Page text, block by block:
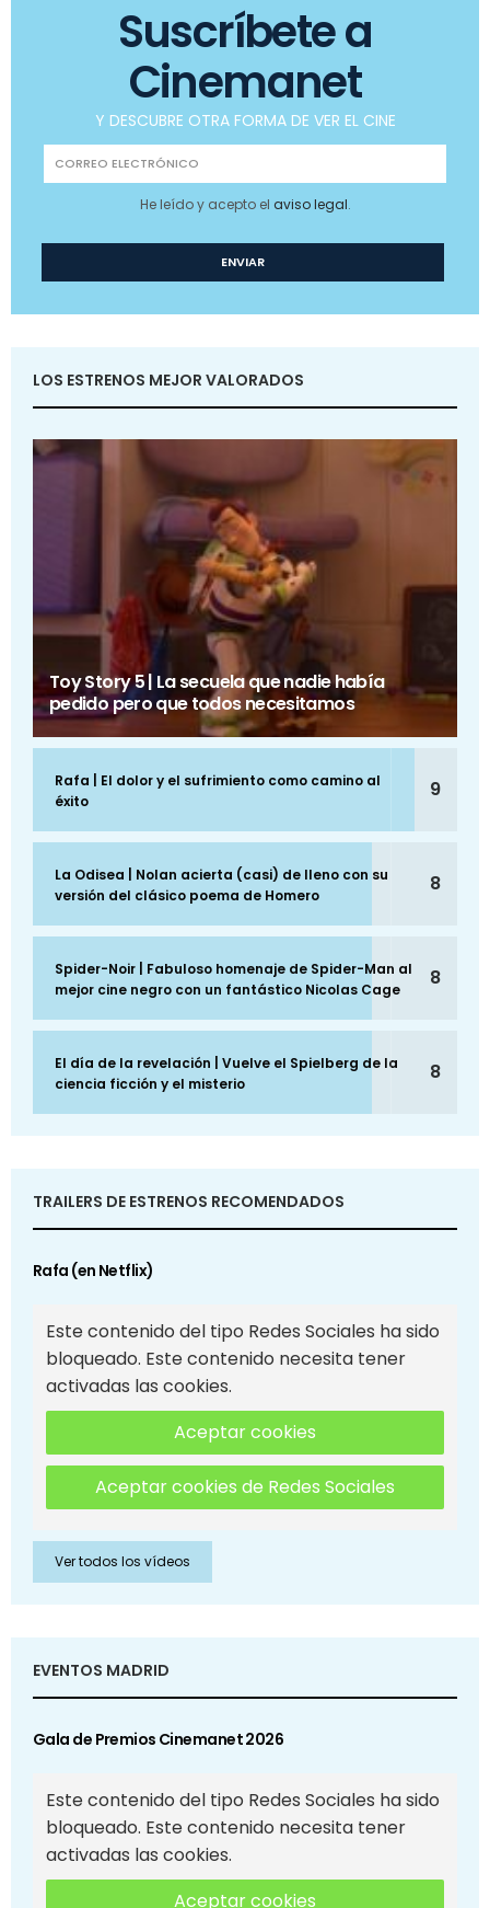
Suscríbete a
Cinemanet
Y DESCUBRE OTRA FORMA DE VER EL CINE
He leído y acepto el aviso legal.
LOS ESTRENOS MEJOR VALORADOS
Toy Story 5 | La secuela que nadie había
pedido pero que todos necesitamos
Rafa | El dolor y el sufrimiento como camino al
éxito
9
La Odisea | Nolan acierta (casi) de lleno con su
versión del clásico poema de Homero
8
Spider-Noir | Fabuloso homenaje de Spider-Man al
mejor cine negro con un fantástico Nicolas Cage
8
El día de la revelación | Vuelve el Spielberg de la
ciencia ficción y el misterio
8
TRAILERS DE ESTRENOS RECOMENDADOS
Rafa (en Netflix)
Este contenido del tipo Redes Sociales ha sido
bloqueado. Este contenido necesita tener
activadas las cookies.
Aceptar cookies
Aceptar cookies de Redes Sociales
Ver todos los vídeos
EVENTOS MADRID
Gala de Premios Cinemanet 2026
Este contenido del tipo Redes Sociales ha sido
bloqueado. Este contenido necesita tener
activadas las cookies.
Aceptar cookies